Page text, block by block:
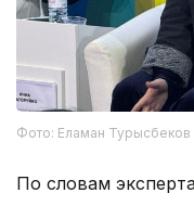
Фото: Еламан Турысбеков
По словам